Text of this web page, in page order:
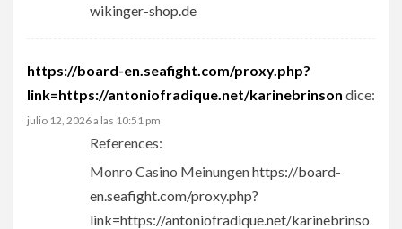
wikinger-shop.de
https://board-en.seafight.com/proxy.php?
link=https://antoniofradique.net/karinebrinson dice:
julio 12, 2026 a las 10:51 pm
References:
Monro Casino Meinungenhttps://board-
en.seafight.com/proxy.php?
link=https://antoniofradique.net/karinebrinso